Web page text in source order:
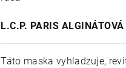
L.C.P. PARIS
Táto maska vyhladzuje,